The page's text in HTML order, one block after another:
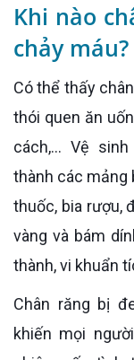
Khi nào
chảy máu?
Có thể thấy chân răng bị đen liên quan mật thiết đến
thói quen ăn
cách,... Vệ
thành các mảng
thuốc, bia rượu,
vàng và bám
thành, vi khuẩn
Chân răng bị đen ban đầu chỉ gây mất thẩm mỹ
khiến mọi